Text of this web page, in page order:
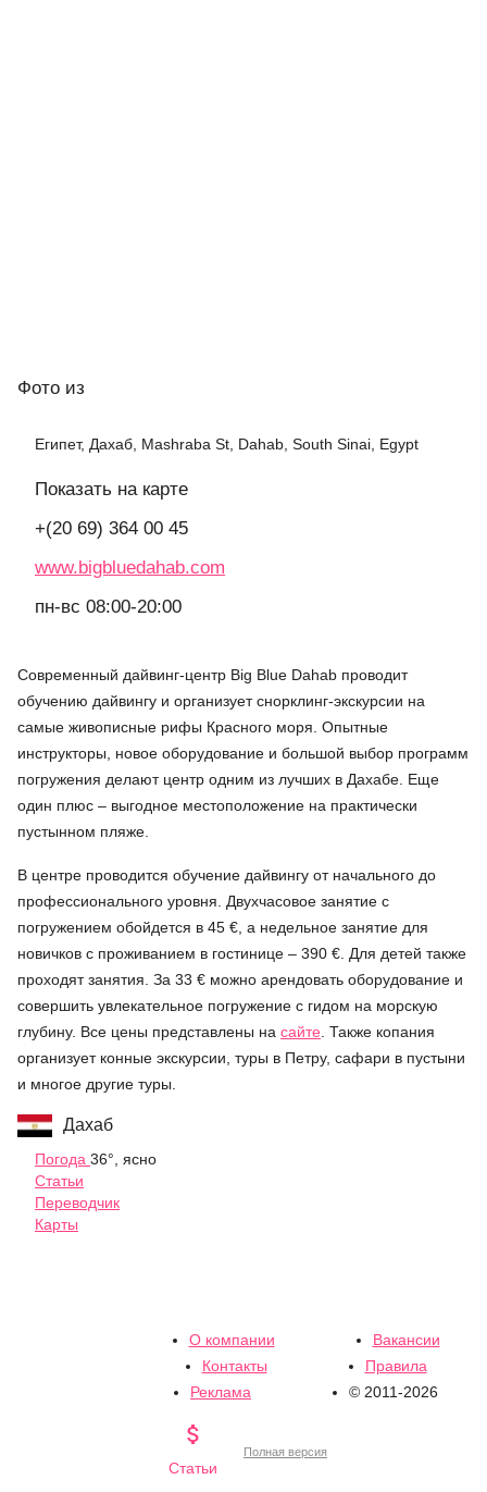
Фото из
Египет, Дахаб, Mashraba St, Dahab, South Sinai, Egypt
Показать на карте
+(20 69) 364 00 45
www.bigbluedahab.com
пн-вс 08:00-20:00
Современный дайвинг-центр Big Blue Dahab проводит
обучению дайвингу и организует снорклинг-экскурсии на
самые живописные рифы Красного моря. Опытные
инструкторы, новое оборудование и большой выбор программ
погружения делают центр одним из лучших в Дахабе. Еще
один плюс – выгодное местоположение на практически
пустынном пляже.
В центре проводится обучение дайвингу от начального до
профессионального уровня. Двухчасовое занятие с
погружением обойдется в 45 €, а недельное занятие для
новичков с проживанием в гостинице – 390 €. Для детей также
проходят занятия. За 33 € можно арендовать оборудование и
совершить увлекательное погружение с гидом на морскую
глубину. Все цены представлены на сайте. Также копания
организует конные экскурсии, туры в Петру, сафари в пустыни
и многое другие туры.
Дахаб
Погода 36°, ясно
Статьи
Переводчик
Карты
О компании
Вакансии
Контакты
Правила
Реклама
© 2011-2026

Статьи
Полная версия